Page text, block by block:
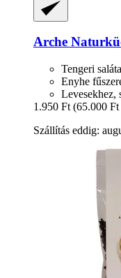
Arche
Tengeri
Enyhe
Levesekhez,
1.950 Ft (65.000
Szállítás eddig: